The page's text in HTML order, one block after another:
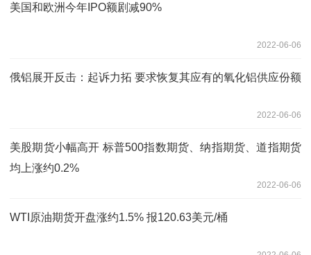
美国和欧洲今年IPO额剧减90%
2022-06-06
俄铝展开反击：起诉力拓 要求恢复其应有的氧化铝供应份额
2022-06-06
美股期货小幅高开 标普500指数期货、纳指期货、道指期货
均上涨约0.2%
2022-06-06
WTI原油期货开盘涨约1.5% 报120.63美元/桶